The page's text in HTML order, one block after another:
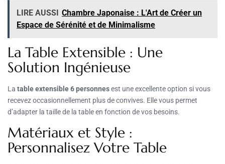
LIRE AUSSI Chambre Japonaise : L'Art de Créer un
Espace de Sérénité et de Minimalisme
La Table Extensible : Une
Solution Ingénieuse
La table extensible 6 personnesest une excellente option si vous
recevez occasionnellement plus de convives. Elle vous permet
d’adapter la taille de la table en fonction de vos besoins.
Matériaux et Style :
Personnalisez Votre Table